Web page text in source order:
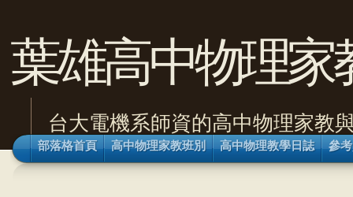
葉雄高中物理家
台大電機系師資的高中物理家教
部落格首頁 高中物理家教班別 高中物理教學日誌 參